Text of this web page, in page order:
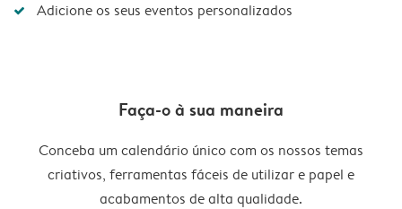
Adicione os seus eventos personalizados
Faça-o à sua maneira
Conceba um calendário único com os nossos temas
criativos, ferramentas fáceis de utilizar e papel e
acabamentos de alta qualidade.